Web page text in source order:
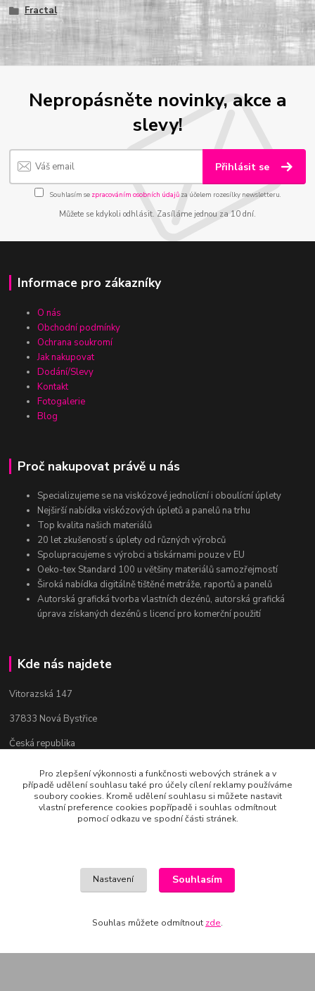
Fractal
Nepropásněte novinky, akce a
slevy!
Přihlásit se
Souhlasím se zpracováním osobních údajůza účelem rozesílky newsletteru.
Můžete se kdykoli odhlásit. Zasíláme jednou za 10 dní.
Informace pro zákazníky
O nás
Obchodní podmínky
Ochrana soukromí
Jak nakupovat
Dodání/Slevy
Kontakt
Fotogalerie
Blog
Proč nakupovat právě u nás
Specializujeme se na viskózové jednolícní i oboulícní úplety
Nejširší nabídka viskózových úpletů a panelů na trhu
Top kvalita našich materiálů
20 let zkušeností s úplety od různých výrobců
Spolupracujeme s výrobci a tiskárnami pouze v EU
Oeko-tex Standard 100 u většiny materiálů samozřejmostí
Široká nabídka digitálně tištěné metráže, raportů a panelů
Autorská grafická tvorba vlastních dezénů, autorská grafická
úprava získaných dezénů s licencí pro komerční použití
Kde nás najdete
Vitorazská 147
37833 Nová Bystřice
Česká republika
Kontakty
Bc. Věra Pospíchalová
art-mania@email.cz
Pro zlepšení výkonnosti a funkčnosti webových stránek a v
případě udělení souhlasu také pro účely cílení reklamy používáme
soubory cookies. Kromě udělení souhlasu si můžete nastavit
vlastní preference cookies popřípadě i souhlas odmítnout
pomocí odkazu ve spodní části stránek.
Nastavení Souhlasím
Souhlas můžete odmítnout zde.